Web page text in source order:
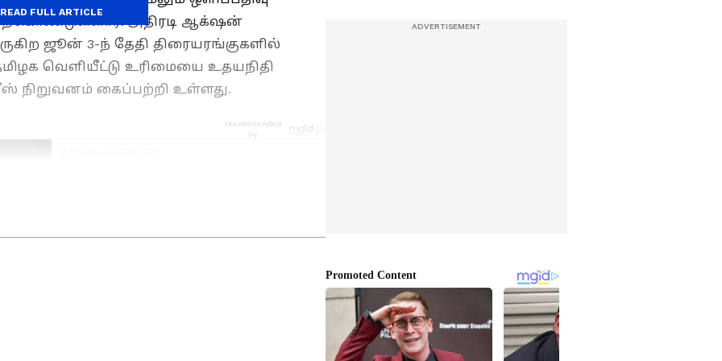
அதிரடி ஆக்‌ஷன்
ஜூன் 3-ந் தேதி திரையரங்குகளில்
வெளியீட்டு உரிமையை உதயநிதி
நிறுவனம் கைப்பற்றி உள்ளது.
READ FULL ARTICLE